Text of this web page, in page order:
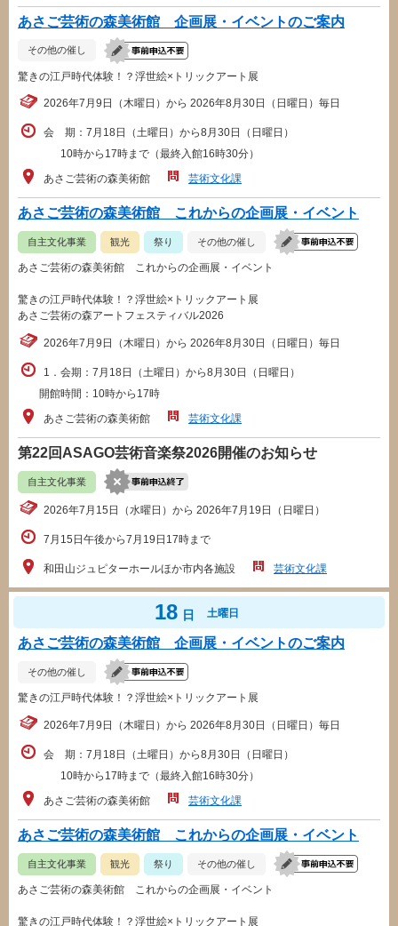
あさご芸術の森美術館 企画展・イベントのご案内
その他の催し
驚きの江戸時代体験！？浮世絵×トリックアート展
2026年7月9日（木曜日）から 2026年8月30日（日曜日）毎日
会 期：7月18日（土曜日）から8月30日（日曜日）
10時から17時まで（最終入館16時30分）
あさご芸術の森美術館
芸術文化課
あさご芸術の森美術館 これからの企画展・イベント
自主文化事業 観光 祭り その他の催し
あさご芸術の森美術館 これからの企画展・イベント
驚きの江戸時代体験！？浮世絵×トリックアート展
あさご芸術の森アートフェスティバル2026
2026年7月9日（木曜日）から 2026年8月30日（日曜日）毎日
1．会期：7月18日（土曜日）から8月30日（日曜日）
開館時間：10時から17時
あさご芸術の森美術館
芸術文化課
第22回ASAGO芸術音楽祭2026開催のお知らせ
自主文化事業
2026年7月15日（水曜日）から 2026年7月19日（日曜日）
7月15日午後から7月19日17時まで
和田山ジュピターホールほか市内各施設 芸術文化課
18 日 土曜日
あさご芸術の森美術館 企画展・イベントのご案内
その他の催し
驚きの江戸時代体験！？浮世絵×トリックアート展
2026年7月9日（木曜日）から 2026年8月30日（日曜日）毎日
会 期：7月18日（土曜日）から8月30日（日曜日）
10時から17時まで（最終入館16時30分）
あさご芸術の森美術館
芸術文化課
あさご芸術の森美術館 これからの企画展・イベント
自主文化事業 観光 祭り その他の催し
あさご芸術の森美術館 これからの企画展・イベント
驚きの江戸時代体験！？浮世絵×トリックアート展